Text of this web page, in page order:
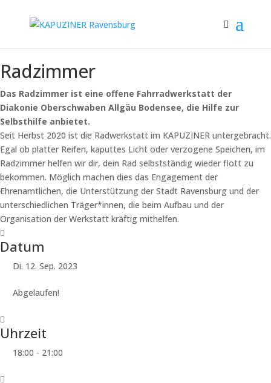
Radzimmer
Das Radzimmer ist eine offene Fahrradwerkstatt der
Diakonie Oberschwaben Allgäu Bodensee, die Hilfe zur
Selbsthilfe anbietet.
Seit Herbst 2020 ist die Radwerkstatt im KAPUZINER untergebracht.
Egal ob platter Reifen, kaputtes Licht oder verzogene Speichen, im
Radzimmer helfen wir dir, dein Rad selbstständig wieder flott zu
bekommen. Möglich machen dies das Engagement der
Ehrenamtlichen, die Unterstützung der Stadt Ravensburg und der
unterschiedlichen Träger*innen, die beim Aufbau und der
Organisation der Werkstatt kräftig mithelfen.
Datum
Di. 12. Sep. 2023
Abgelaufen!
Uhrzeit
18:00 - 21:00